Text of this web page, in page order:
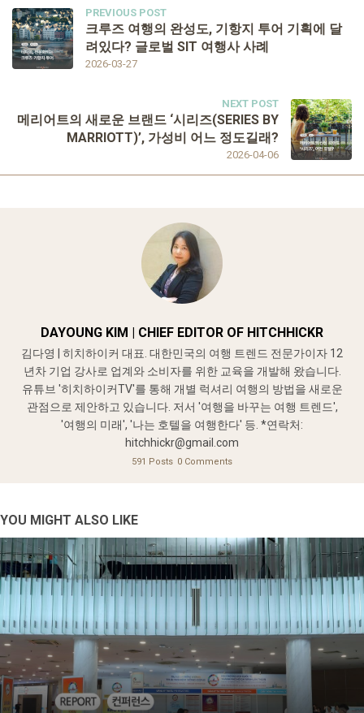
PREVIOUS POST
2026-03-27
크루즈 여행의 완성도, 기항지 투어 기획에 달
려있다? 글로벌 SIT 여행사 사례
NEXT POST
2026-04-06
메리어트의 새로운 브랜드 ‘시리즈(SERIES BY
MARRIOTT)’, 가성비 어느 정도길래?
DAYOUNG KIM | CHIEF EDITOR OF HITCHHICKR
김다영 | 히치하이커 대표. 대한민국의 여행 트렌드 전문가이자 12
년차 기업 강사로 업계와 소비자를 위한 교육을 개발해 왔습니다.
유튜브 '히치하이커TV'를 통해 개별 럭셔리 여행의 방법을 새로운
관점으로 제안하고 있습니다. 저서 '여행을 바꾸는 여행 트렌드',
'여행의 미래', '나는 호텔을 여행한다' 등. *연락처:
hitchhickr@gmail.com
591 Posts 0 Comments
YOU MIGHT ALSO LIKE